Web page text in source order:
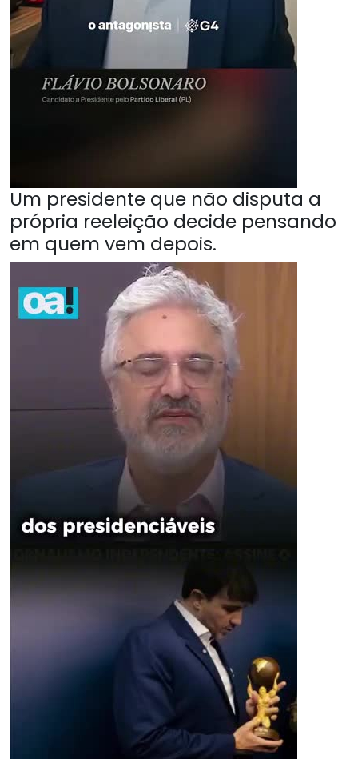
Um presidente que não disputa a
própria reeleição decide pensando
em quem vem depois.